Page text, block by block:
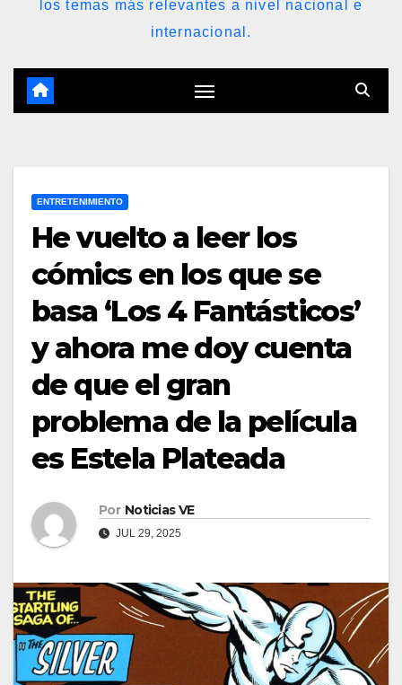
los temas más relevantes a nivel nacional e
internacional.
ENTRETENIMIENTO
He vuelto a leer los
cómics en los que se
basa ‘Los 4 Fantásticos’
y ahora me doy cuenta
de que el gran
problema de la película
es Estela Plateada
Por Noticias VE
JUL 29, 2025